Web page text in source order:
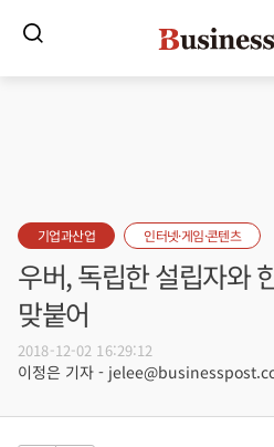
기업과산업 인터넷·게임·콘텐츠
우버, 독립한 설립자와
맞붙어
2018-12-02 16:29:12
이정은 기자 -